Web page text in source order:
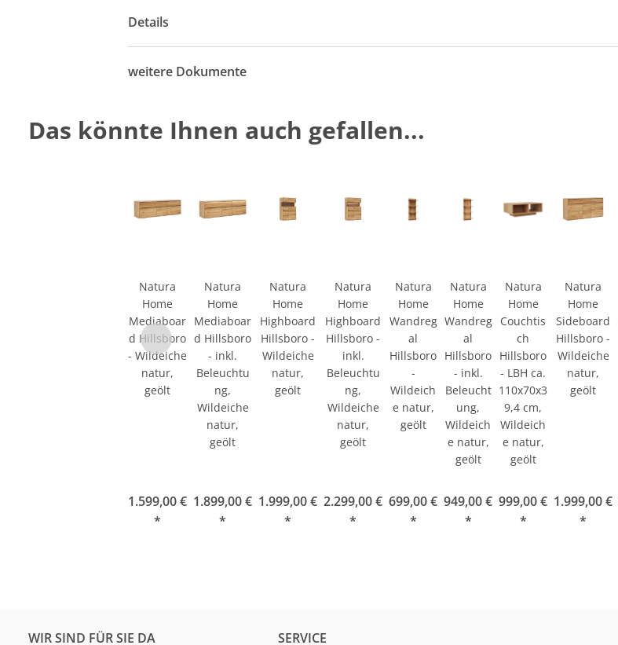
Details
weitere Dokumente
Das könnte Ihnen auch gefallen...
Natura
Home
Mediaboar
d Hillsboro
- Wildeiche
natur,
geölt
1.599,00 €
*
Natura
Home
Mediaboar
d Hillsboro
- inkl.
Beleuchtu
ng,
Wildeiche
natur,
geölt
1.899,00 €
*
Natura
Home
Highboard
Hillsboro -
Wildeiche
natur,
geölt
1.999,00 €
*
Natura
Home
Highboard
Hillsboro -
inkl.
Beleuchtu
ng,
Wildeiche
natur,
geölt
2.299,00 €
*
Natura
Home
Wandreg
al
Hillsboro
-
Wildeich
e natur,
geölt
699,00 €
*
Natura
Home
Wandreg
al
Hillsboro
- inkl.
Beleucht
ung,
Wildeich
e natur,
geölt
949,00 €
*
Natura
Home
Couchtis
ch
Hillsboro
- LBH ca.
110x70x3
9,4 cm,
Wildeich
e natur,
geölt
999,00 €
*
Natura
Home
Sideboard
Hillsboro -
Wildeiche
natur,
geölt
1.999,00 €
*
WIR SIND FÜR SIE DA SERVICE